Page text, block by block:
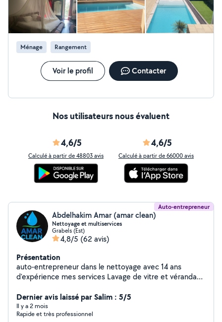
(particuliers et professionnels) Clients particuliers fixes à
l'année(entretien courant ) Nettoyage de bureaux et
locaux professionnels Cabinets médicaux et maison
d'hote Vitrages Spécialiste du linge : lavage, repassage,
pliage, organisation des placards Spécialité saisonnière
En période estivale, je suis spécialisée dans les locations
Airbnb (gestion du linge et entretien). Ma valeur ajoutée
Travail soigné, sens du détail, fiabilité et organisation.
Cesu ou ei
Ménage Rangement
Voir le profil Contacter
Nos utilisateurs nous évaluent
4,6/5
Calculé à partir de 48803 avis
4,6/5
Calculé à partir de 66000 avis
Auto-entrepreneur
Abdelhakim Amar (amar clean)
Nettoyage et multiservices
Grabels (Est)
4,8/5 (62 avis)
Présentation
auto-entrepreneur dans le nettoyage avec 14 ans
d'expérience mes services Lavage de vitre et véranda
chantier Nettoyage après déménagement Shampoing
moquette Auto Nettoyage intérieur aspiration
Nettoyage siège tapis Rénovation des phares Bricolage
Dernier avis laissé par Salim : 5/5
Il y a 2 mois
Rapide et très professionnel